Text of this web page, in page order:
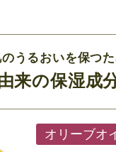
うるおいを保つ
来の保湿成
オリーブオ